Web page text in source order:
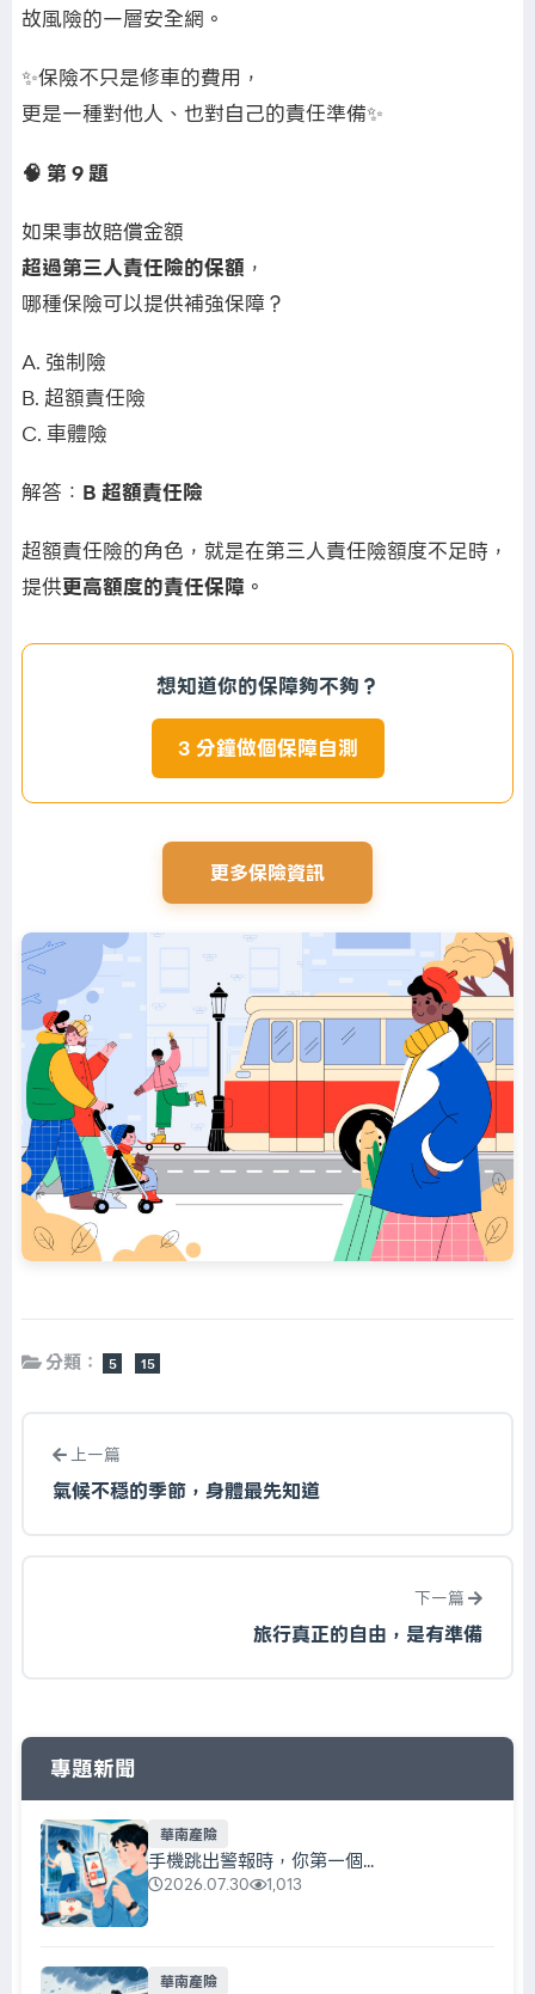
故風險的一層安全網。
✨保險不只是修車的費用，
更是一種對他人、也對自己的責任準備✨
🧠 第 9 題
如果事故賠償金額
超過第三人責任險的保額 ，
哪種保險可以提供補強保障？
A. 強制險
B. 超額責任險
C. 車體險
解答： B 超額責任險
超額責任險的角色，就是在第三人責任險額度不足時，
提供更高額度的責任保障 。
想知道你的保障夠不夠？
3 分鐘做個保障自測
更多保險資訊
分類： 5 15
上一篇
氣候不穩的季節，身體最先知道
下一篇
旅行真正的自由，是有準備
專題新聞
華南產險
手機跳出警報時，你第一個...
2026.07.30 1,013
華南產險